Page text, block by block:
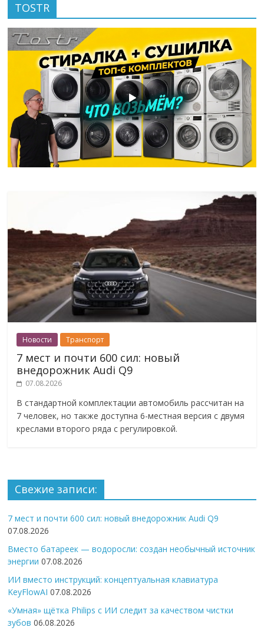
TOSTR
Новости Транспорт
7 мест и почти 600 сил: новый
внедорожник Audi Q9
07.08.2026
В стандартной комплектации автомобиль рассчитан на
7 человек, но также доступна 6-местная версия с двумя
креслами второго ряда с регулировкой.
Свежие записи:
7 мест и почти 600 сил: новый внедорожник Audi Q9
07.08.2026
Вместо батареек — водоросли: создан необычный источник
энергии 07.08.2026
ИИ вместо инструкций: концептуальная клавиатура
KeyFlowAI 07.08.2026
«Умная» щётка Philips с ИИ следит за качеством чистки
зубов 06.08.2026